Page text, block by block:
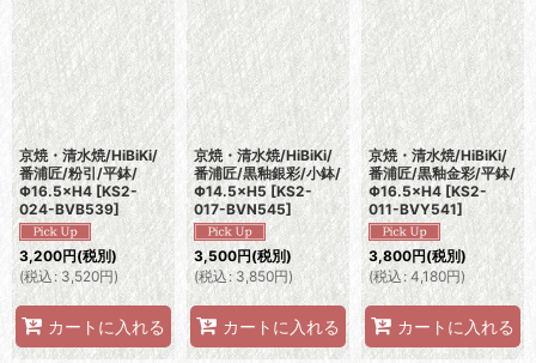
京焼・清水焼/HiBiKi/
番浦匠/粉引/平鉢/
Φ16.5×H4 [KS2-
024-BVB539]
3,200円(税別)
(税込: 3,520円)
カートに入れる
京焼・清水焼/HiBiKi/
番浦匠/黒釉銀彩/小鉢/
Φ14.5×H5 [KS2-
017-BVN545]
3,500円(税別)
(税込: 3,850円)
カートに入れる
京焼・清水焼/HiBiKi/
番浦匠/黒釉金彩/平鉢/
Φ16.5×H4 [KS2-
011-BVY541]
3,800円(税別)
(税込: 4,180円)
カートに入れる